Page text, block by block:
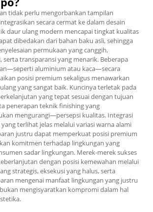
tidak perlu mengorbankan tampilan
secara cermat ke dalam desain
daur ulang modern mencapai tingkat kualitas
dibedakan dari bahan baku asli, sehingga
permukaan yang canggih,
serta transparansi yang menarik. Beberapa
aluminium atau kaca—secara
posisi premium sekaligus menawarkan
yang sangat baik. Kuncinya terletak pada
yang tepat sesuai dengan tujuan
penerapan teknik finishing yang
mengurangi—persepsi kualitas. Integrasi
terlihat jelas melalui variasi warna alami
justru dapat memperkuat posisi premium
komitmen terhadap lingkungan yang
sadar lingkungan. Merek-merek sukses
dengan posisi kemewahan melalui
strategis, eksekusi yang halus, serta
mengenai manfaat lingkungan yang justru
mengisyaratkan kompromi dalam hal